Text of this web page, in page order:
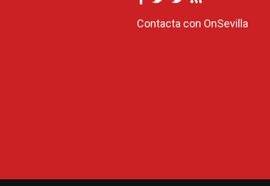
Contacta con OnSevilla